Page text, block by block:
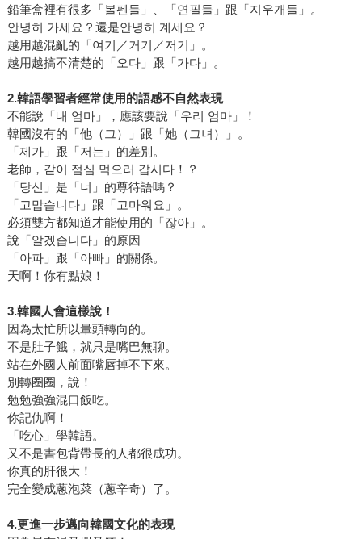
鉛筆盒裡有很多「볼펜들」、「연필들」跟「지우개들」。
안녕히 가세요？還是안녕히 계세요？
越用越混亂的「여기／거기／저기」。
越用越搞不清楚的「오다」跟「가다」。
2.韓語學習者經常使用的語感不自然表現
不能說「내 엄마」，應該要說「우리 엄마」！
韓國沒有的「他（그）」跟「她（그녀）」。
「제가」跟「저는」的差別。
老師，같이 점심 먹으러 갑시다！？
「당신」是「너」的尊待語嗎？
「고맙습니다」跟「고마워요」。
必須雙方都知道才能使用的「잖아」。
說「알겠습니다」的原因
「아파」跟「아빠」的關係。
天啊！你有點娘！
3.韓國人會這樣說！
因為太忙所以暈頭轉向的。
不是肚子餓，就只是嘴巴無聊。
站在外國人前面嘴唇掉不下來。
別轉圈圈，說！
勉勉強強混口飯吃。
你記仇啊！
「吃心」學韓語。
又不是書包背帶長的人都很成功。
你真的肝很大！
完全變成蔥泡菜（蔥辛奇）了。
4.更進一步邁向韓國文化的表現